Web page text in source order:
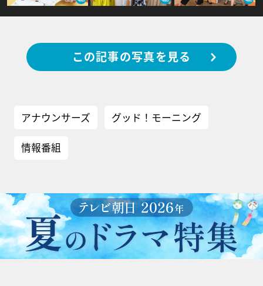
この記事の写真を見る
アナウンサーズ グッド！モーニング
情報番組